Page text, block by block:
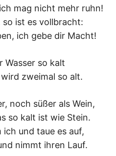
mag nicht mehr ruhn!
so ist es vollbracht:
ich gebe dir Macht!
Wasser so kalt
zweimal so alt.
noch süßer als Wein,
so kalt ist wie Stein.
und taue es auf,
nimmt ihren Lauf.